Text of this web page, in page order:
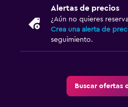
Alertas de precios
¿Aún no quieres
Crea una alerta de
seguimiento.
Buscar ofertas